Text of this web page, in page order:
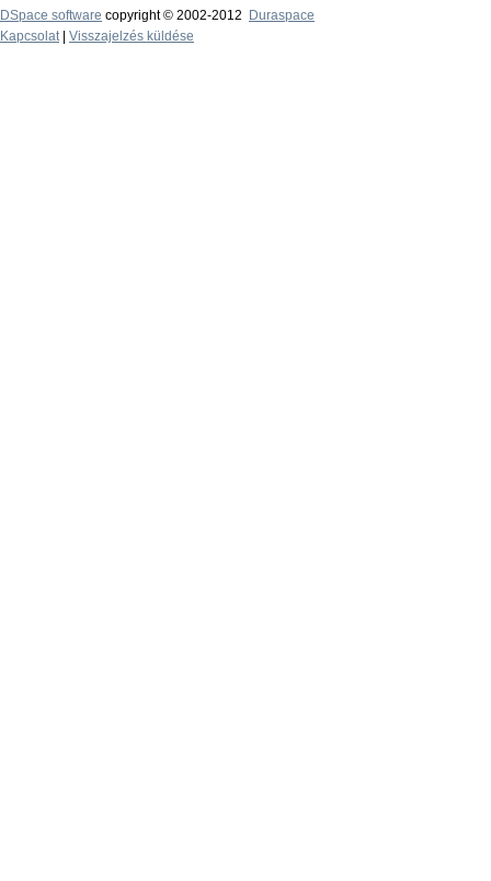
DSpace software copyright © 2002-2012
Duraspace
Kapcsolat| Visszajelzés küldése